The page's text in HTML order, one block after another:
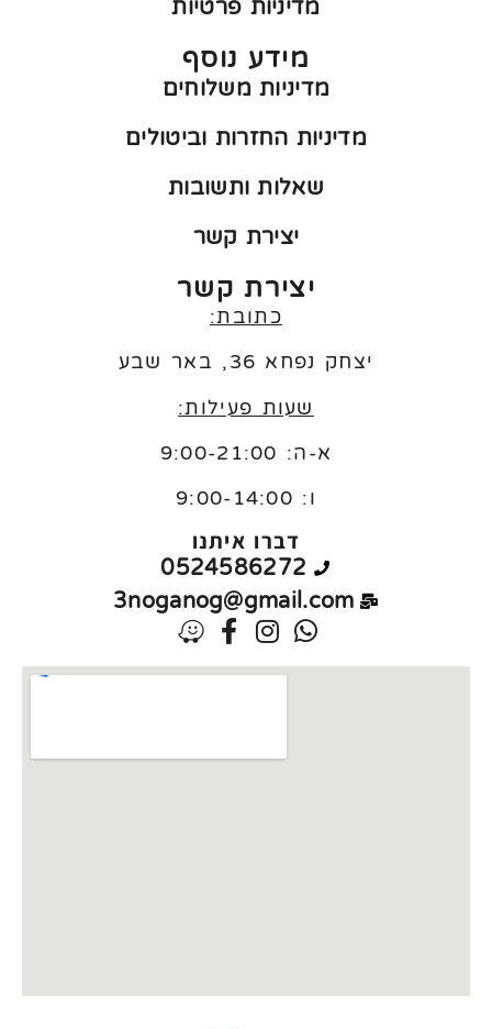
מדיניות פרטיות
מידע נוסף
מדיניות משלוחים
מדיניות החזרות וביטולים
שאלות ותשובות
יצירת קשר
יצירת קשר
כתובת:
יצחק נפחא 36, באר שבע
שעות פעילות:
א-ה: 9:00-21:00
ו: 9:00-14:00
דברו איתנו
0524586272
3noganog@gmail.com